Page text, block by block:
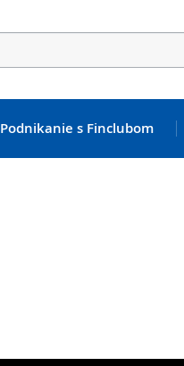
Podnikanie s Finclubom